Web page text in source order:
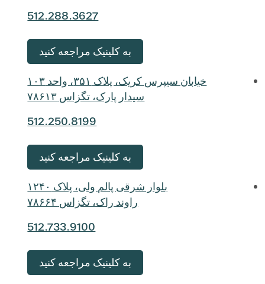
512.288.3627
به کلینیک مراجعه کنید
خیابان سیپرس کریک، پلاک ۳۵۱، واحد ۱۰۳
سیدار پارک، تگزاس ۷۸۶۱۳
512.250.8199
به کلینیک مراجعه کنید
بلوار شرقی پالم ولی، پلاک ۱۲۴۰
راوند راک، تگزاس ۷۸۶۶۴
512.733.9100
به کلینیک مراجعه کنید